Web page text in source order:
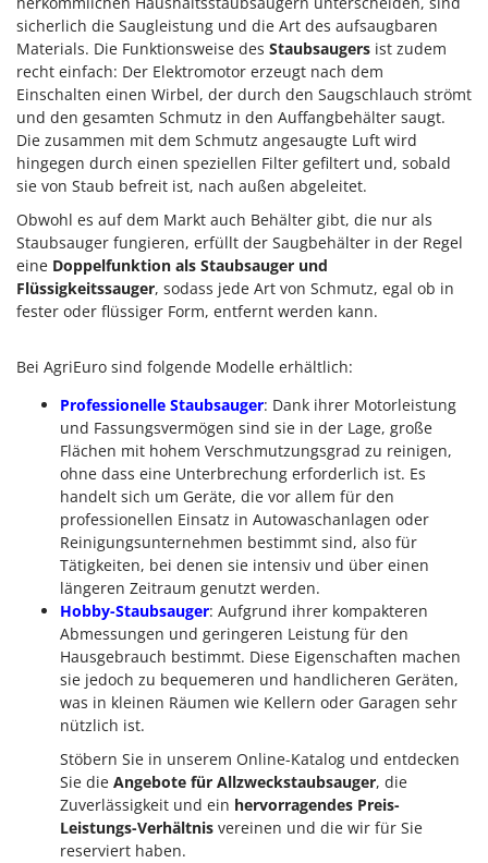
sicherlich die Saugleistung und die Art des aufsaugbaren
Materials. Die Funktionsweise des Staubsaugers ist zudem
recht einfach: Der Elektromotor erzeugt nach dem
Einschalten einen Wirbel, der durch den Saugschlauch strömt
und den gesamten Schmutz in den Auffangbehälter saugt.
Die zusammen mit dem Schmutz angesaugte Luft wird
hingegen durch einen speziellen Filter gefiltert und, sobald
sie von Staub befreit ist, nach außen abgeleitet.
Obwohl es auf dem Markt auch Behälter gibt, die nur als
Staubsauger fungieren, erfüllt der Saugbehälter in der Regel
eine Doppelfunktion als Staubsauger und
Flüssigkeitssauger, sodass jede Art von Schmutz, egal ob in
fester oder flüssiger Form, entfernt werden kann.
Bei AgriEuro sind folgende Modelle erhältlich:
Professionelle Staubsauger: Dank ihrer Motorleistung
und Fassungsvermögen sind sie in der Lage, große
Flächen mit hohem Verschmutzungsgrad zu reinigen,
ohne dass eine Unterbrechung erforderlich ist. Es
handelt sich um Geräte, die vor allem für den
professionellen Einsatz in Autowaschanlagen oder
Reinigungsunternehmen bestimmt sind, also für
Tätigkeiten, bei denen sie intensiv und über einen
längeren Zeitraum genutzt werden.
Hobby-Staubsauger: Aufgrund ihrer kompakteren
Abmessungen und geringeren Leistung für den
Hausgebrauch bestimmt. Diese Eigenschaften machen
sie jedoch zu bequemeren und handlicheren Geräten,
was in kleinen Räumen wie Kellern oder Garagen sehr
nützlich ist.
Stöbern Sie in unserem Online-Katalog und entdecken
Sie die Angebote für Allzweckstaubsauger, die
Zuverlässigkeit und ein hervorragendes Preis-
Leistungs-Verhältnis vereinen und die wir für Sie
reserviert haben.